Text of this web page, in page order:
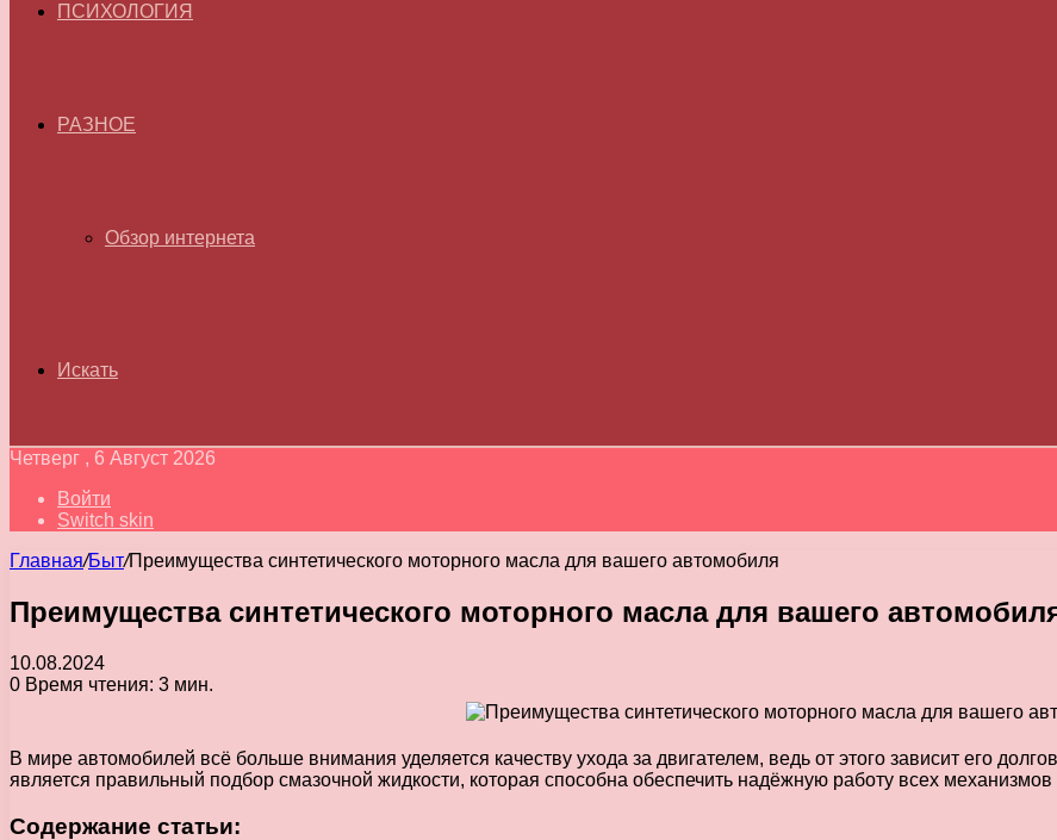
ПСИХОЛОГИЯ
РАЗНОЕ
Обзор интернета
Искать
Четверг , 6 Август 2026
Войти
Switch skin
Главная/Быт/Преимущества синтетического моторного масла для вашего автомобиля
Преимущества синтетического моторного масла для вашего
10.08.2024
0 Время чтения: 3 мин.
В мире автомобилей всё больше внимания уделяется качеству ухода за двигателем, ведь от этого зависит его
является правильный подбор смазочной жидкости, которая способна обеспечить надёжную работу всех
Содержание статьи: